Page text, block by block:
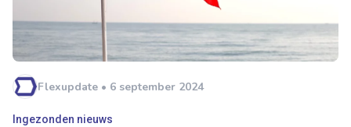
Flexupdate • 6 september 2024
Ingezonden nieuws